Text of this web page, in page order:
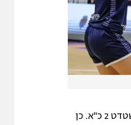
קלעו לישראל: כרמי 14, אבודרהם 6, גורין ואבירם 5 כל אחת, עבד 4, לוי, דוגן וגודשטדט 2 כ"א. כן